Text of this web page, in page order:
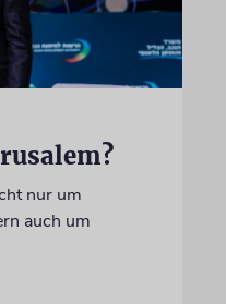
nur um
auch um